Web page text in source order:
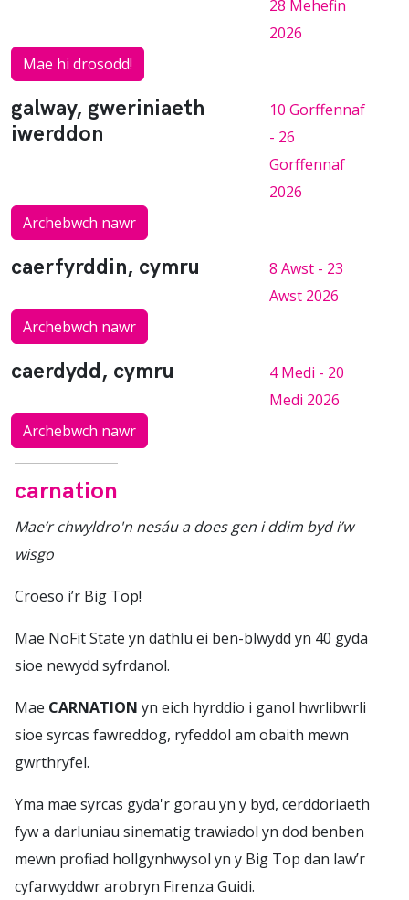
28 Mehefin
2026
Mae hi drosodd!
galway, gweriniaeth
iwerddon
10 Gorffennaf
- 26
Gorffennaf
2026
Archebwch nawr
caerfyrddin, cymru
8 Awst - 23
Awst 2026
Archebwch nawr
caerdydd, cymru
4 Medi - 20
Medi 2026
Archebwch nawr
carnation
Mae’r chwyldro'n nesáu a does gen i ddim byd i’w
wisgo
Croeso i’r Big Top!
Mae NoFit State yn dathlu ei ben-blwydd yn 40 gyda
sioe newydd syfrdanol.
Mae CARNATION yn eich hyrddio i ganol hwrlibwrli
sioe syrcas fawreddog, ryfeddol am obaith mewn
gwrthryfel.
Yma mae syrcas gyda'r gorau yn y byd, cerddoriaeth
fyw a darluniau sinematig trawiadol yn dod benben
mewn profiad hollgynhwysol yn y Big Top dan law’r
cyfarwyddwr arobryn Firenza Guidi.